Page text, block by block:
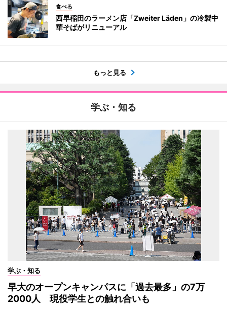
食べる
西早稲田のラーメン店「Zweiter Läden」の冷製中
華そばがリニューアル
もっと見る
学ぶ・知る
学ぶ・知る
早大のオープンキャンパスに「過去最多」の7万
2000人 現役学生との触れ合いも